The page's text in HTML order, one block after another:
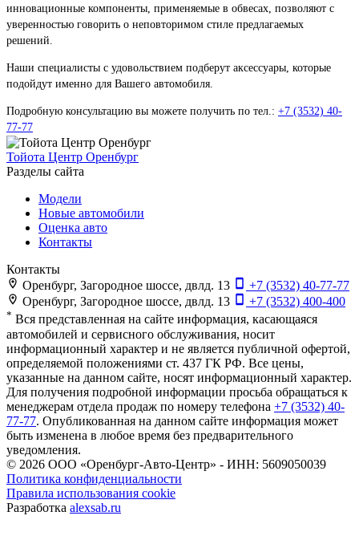
инновационные компоненты, применяемые в обвесах, позволяют с
уверенностью говорить о неповторимом стиле предлагаемых
решений.
Наши специалисты с удовольствием подберут аксессуары, которые
подойдут именно для Вашего автомобиля.
Подробную консультацию вы можете получить по тел.: +7 (3532) 40-
77-77
Тойота Центр Оренбург
Разделы сайта
Модели
Новые автомобили
Оценка авто
Контакты
Контакты
Оренбург, Загородное шоссе, двлд. 13
+7 (3532) 40-77-77
Оренбург, Загородное шоссе, двлд. 13
+7 (3532) 400-400
* Вся представленная на сайте информация, касающаяся
автомобилей и сервисного обслуживания, носит
информационный характер и не является публичной офертой,
определяемой положениями ст. 437 ГК РФ. Все цены,
указанные на данном сайте, носят информационный характер.
Для получения подробной информации просьба обращаться к
менеджерам отдела продаж по номеру телефона +7 (3532) 40-
77-77. Опубликованная на данном сайте информация может
быть изменена в любое время без предварительного
уведомления.
© 2026 ООО «Оренбург-Авто-Центр» - ИНН: 5609050039
Политика конфиденциальности
Правила использования cookie
Разработка alexsab.ru